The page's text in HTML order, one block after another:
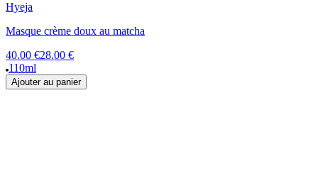
Hyeja
Masque crème doux au matcha
40.00 €28.00 €
110ml
Ajouter au panier